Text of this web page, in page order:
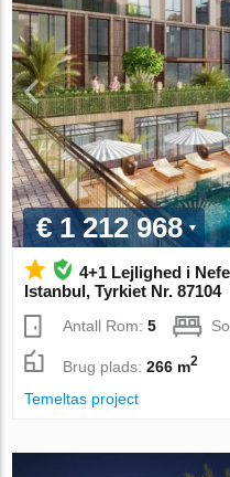
€ 1 212 968
4+1 Lejlighed i
Istanbul, Tyrkiet Nr. 87104
Antall Rom:5
Brug plads:266 m2
Temeltas project